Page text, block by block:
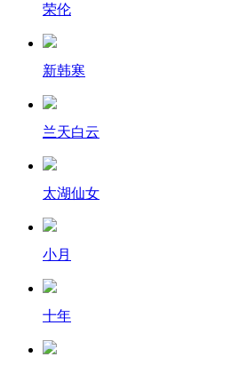
荣伦
新韩寒
兰天白云
太湖仙女
小月
十年